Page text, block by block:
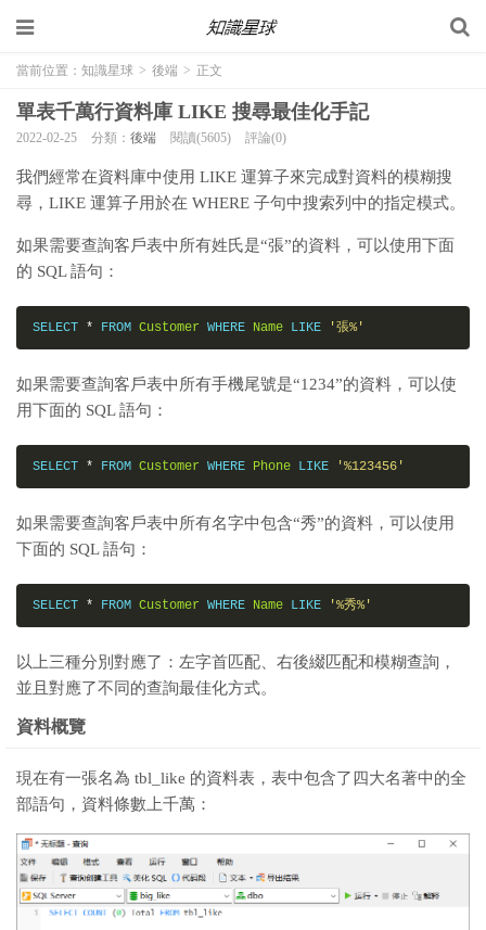
當前位置： 知識星球 > 後端 > 正文
單表千萬行資料庫 LIKE 搜尋最佳化手記
2022-02-25 分類： 後端 閱讀(5605) 評論(0)
我們經常在資料庫中使用 LIKE 運算子來完成對資料的模糊搜
尋，LIKE 運算子用於在 WHERE 子句中搜索列中的指定模式。
如果需要查詢客戶表中所有姓氏是“張”的資料，可以使用下面
的 SQL 語句：
SELECT * FROM Customer WHERE Name LIKE '張%'
如果需要查詢客戶表中所有手機尾號是“1234”的資料，可以使
用下面的 SQL 語句：
SELECT * FROM Customer WHERE Phone LIKE '%123456'
如果需要查詢客戶表中所有名字中包含“秀”的資料，可以使用
下面的 SQL 語句：
SELECT * FROM Customer WHERE Name LIKE '%秀%'
以上三種分別對應了：左字首匹配、右後綴匹配和模糊查詢，
並且對應了不同的查詢最佳化方式。
資料概覽
現在有一張名為 tbl_like 的資料表，表中包含了四大名著中的全
部語句，資料條數上千萬：